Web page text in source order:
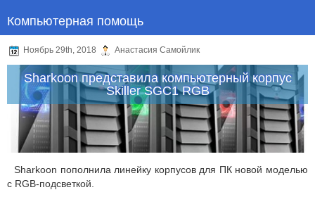
Компьютерная помощь
Ноябрь 29th, 2018 Анастасия Самойлик
Sharkoon представила компьютерный корпус
Skiller SGC1 RGB
Sharkoon пополнила линейку корпусов для ПК новой моделью
с RGB-подсветкой.